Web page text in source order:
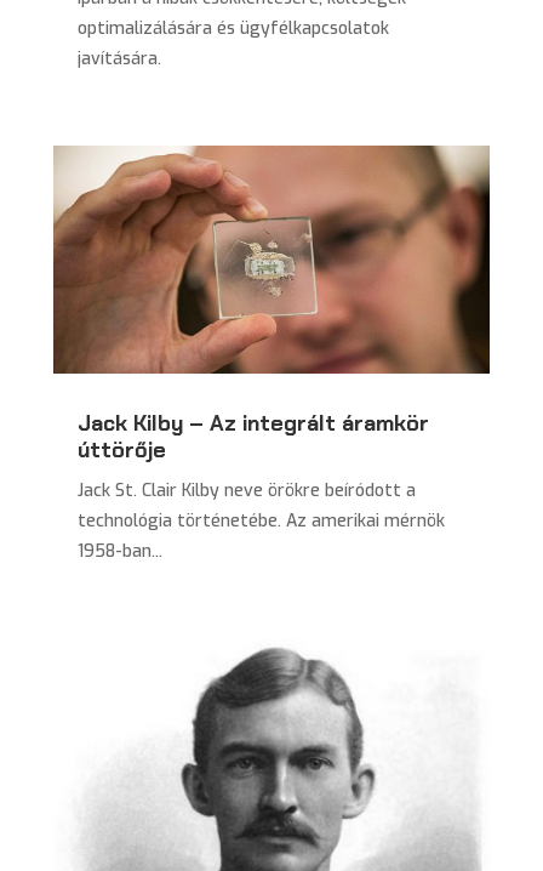
optimalizálására és ügyfélkapcsolatok
javítására.
Jack Kilby – Az integrált áramkör
úttörője
Jack St. Clair Kilby neve örökre beíródott a
technológia történetébe. Az amerikai mérnök
1958-ban...